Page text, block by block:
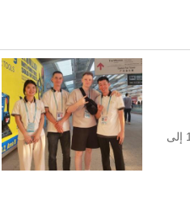
شاركت Upi Metal بفخر في معرض كانتون التجاري الخامس والثلاثين بعد المائة، الذي أقيم من 15 إلى